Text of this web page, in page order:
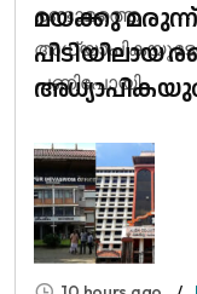
മയക്കു മരുന്ന്
പിടിയിലായ